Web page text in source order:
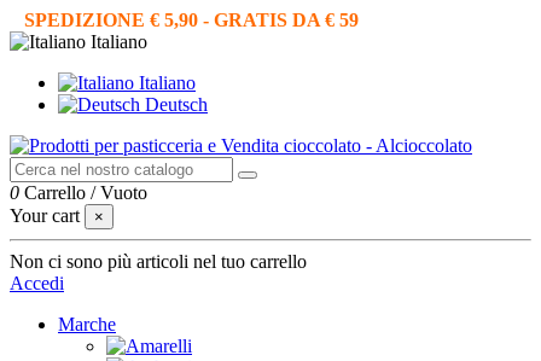
SPEDIZIONE € 5,90 - GRATIS DA € 59
Italiano
Italiano
Deutsch
0 Carrello /Vuoto
Your cart
×
Non ci sono più articoli nel tuo carrello
Accedi
Marche